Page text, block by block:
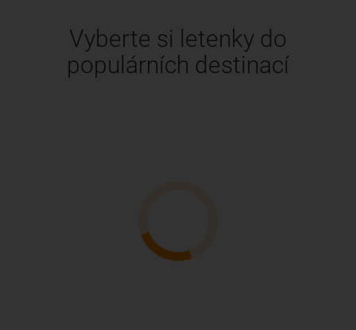
Vyberte si letenky do
populárních destinací